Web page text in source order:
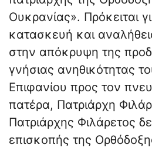
Ουκρανίας». Πρόκειται
κατασκευή και
στην απόκρυψη της
γνήσιας ανηθικότητας
Επιφανίου προς τον
πατέρα, Πατριάρχη
Πατριάρχης Φιλάρετος
επισκοπής της